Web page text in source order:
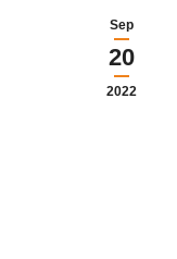
Sep
20
2022